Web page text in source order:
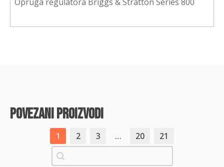
povezani proizvodi
1 2 3 … 20
21
Pretraži